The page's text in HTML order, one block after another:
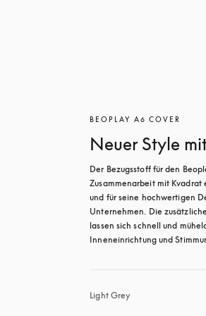
BEOPLAY A6 COVER
Neuer Style
Der Bezugsstoff für den
Zusammenarbeit mit
und für seine hochwertigen
Unternehmen. Die
lassen sich schnell und
Inneneinrichtung und
Light Grey